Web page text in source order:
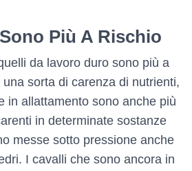
Più A Rischio
da lavoro duro sono più a
sorta di carenza di nutrienti,
in allattamento sono anche più
in determinate sostanze
messe sotto pressione anche
I cavalli che sono ancora in